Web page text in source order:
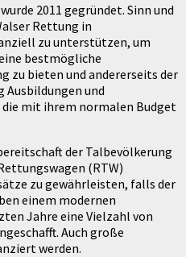
2011 gegründet. Sinn und
Rettung in
zu unterstützen, um
bestmögliche
zu bieten und andererseits der
Ausbildungen und
mit ihrem normalen Budget
der Talbevölkerung
(RTW)
zu gewährleisten, falls der
einem modernen
Jahre eine Vielzahl von
Auch große
werden.